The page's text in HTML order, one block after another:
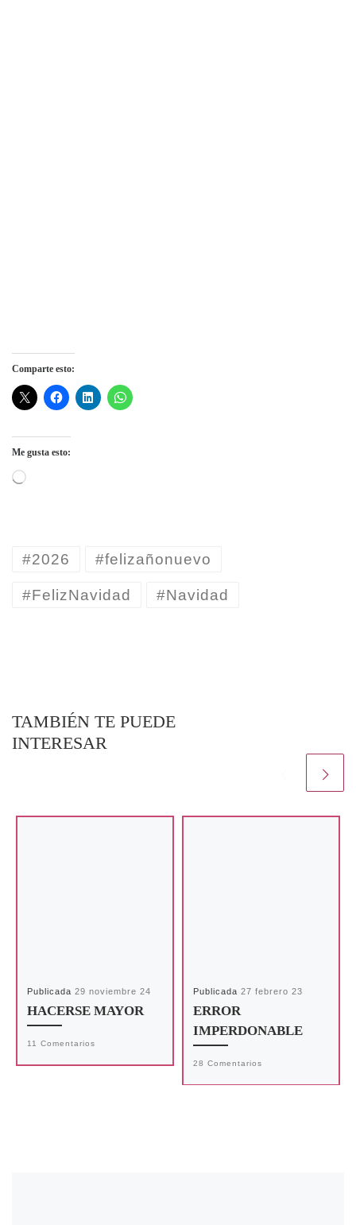
Comparte esto:
Me gusta esto:
Cargando...
#2026 #felizañonuevo
#FelizNavidad #Navidad
TAMBIÉN TE PUEDE
INTERESAR
Publicada29 noviembre 24
HACERSE MAYOR
11 Comentarios
Publicada27 febrero 23
ERROR
IMPERDONABLE
28 Comentarios